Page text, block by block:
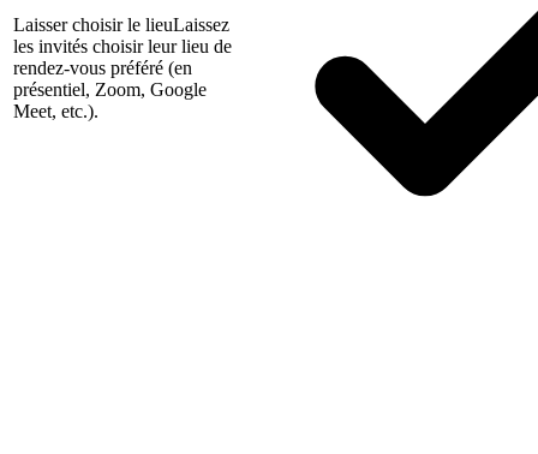
Laisser choisir le lieuLaissez
les invités choisir leur lieu de
rendez-vous préféré (en
présentiel, Zoom, Google
Meet, etc.).